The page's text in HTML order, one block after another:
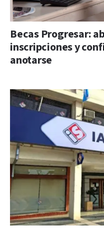
Becas Progresar:
inscripciones y
anotarse